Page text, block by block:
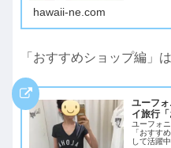
ました。
hawaii-ne.com
「おすすめショップ編」
ユーフ
イ旅行「
ユーフォ
「おすす
して活躍